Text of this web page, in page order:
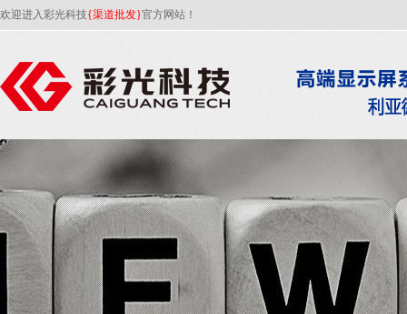
欢迎进入彩光科技{渠道批发}官方网站！